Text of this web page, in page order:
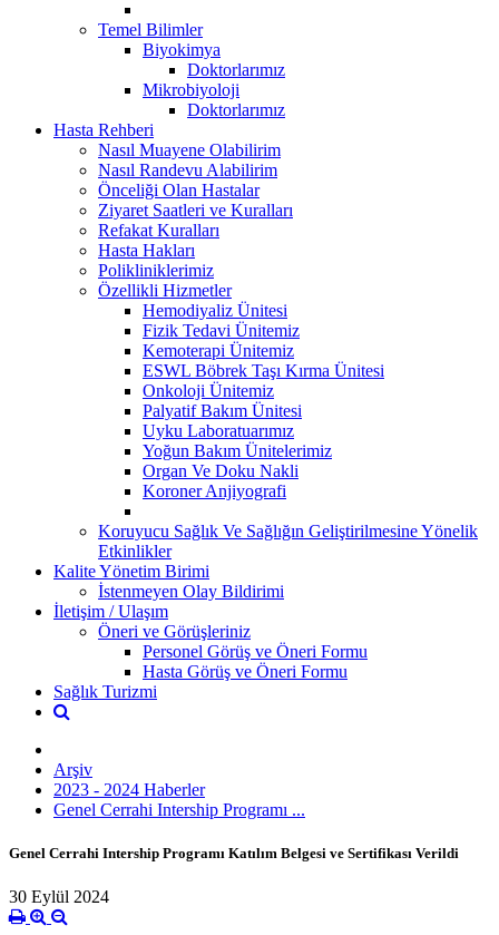
Temel Bilimler
Biyokimya
Doktorlarımız
Mikrobiyoloji
Doktorlarımız
Hasta Rehberi
Nasıl Muayene Olabilirim
Nasıl Randevu Alabilirim
Önceliği Olan Hastalar
Ziyaret Saatleri ve Kuralları
Refakat Kuralları
Hasta Hakları
Polikliniklerimiz
Özellikli Hizmetler
Hemodiyaliz Ünitesi
Fizik Tedavi Ünitemiz
Kemoterapi Ünitemiz
ESWL Böbrek Taşı Kırma Ünitesi
Onkoloji Ünitemiz
Palyatif Bakım Ünitesi
Uyku Laboratuarımız
Yoğun Bakım Ünitelerimiz
Organ Ve Doku Nakli
Koroner Anjiyografi
Koruyucu Sağlık Ve Sağlığın Geliştirilmesine Yönelik
Etkinlikler
Kalite Yönetim Birimi
İstenmeyen Olay Bildirimi
İletişim / Ulaşım
Öneri ve Görüşleriniz
Personel Görüş ve Öneri Formu
Hasta Görüş ve Öneri Formu
Sağlık Turizmi
Arşiv
2023 - 2024 Haberler
Genel Cerrahi Intership Programı ...
Genel Cerrahi Intership Programı Katılım Belgesi ve Sertifikası Verildi
30 Eylül 2024